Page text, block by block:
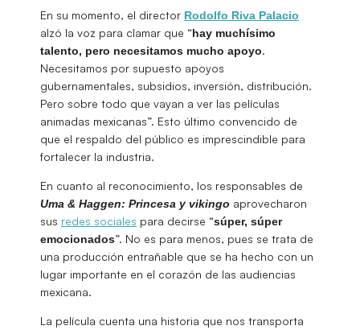
En su momento, el director Rodolfo Riva Palacio
alzó la voz para clamar que “hay muchísimo
talento, pero necesitamos mucho apoyo.
Necesitamos por supuesto apoyos
gubernamentales, subsidios, inversión, distribución.
Pero sobre todo que vayan a ver las películas
animadas mexicanas”. Esto último convencido de
que el respaldo del público es imprescindible para
fortalecer la industria.
En cuanto al reconocimiento, los responsables de
Uma & Haggen: Princesa y vikingo aprovecharon
sus redes sociales para decirse “súper, súper
emocionados”. No es para menos, pues se trata de
una producción entrañable que se ha hecho con un
lugar importante en el corazón de las audiencias
mexicana.
La película cuenta una historia que nos transporta